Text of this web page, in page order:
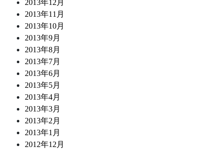
2013年12月
2013年11月
2013年10月
2013年9月
2013年8月
2013年7月
2013年6月
2013年5月
2013年4月
2013年3月
2013年2月
2013年1月
2012年12月